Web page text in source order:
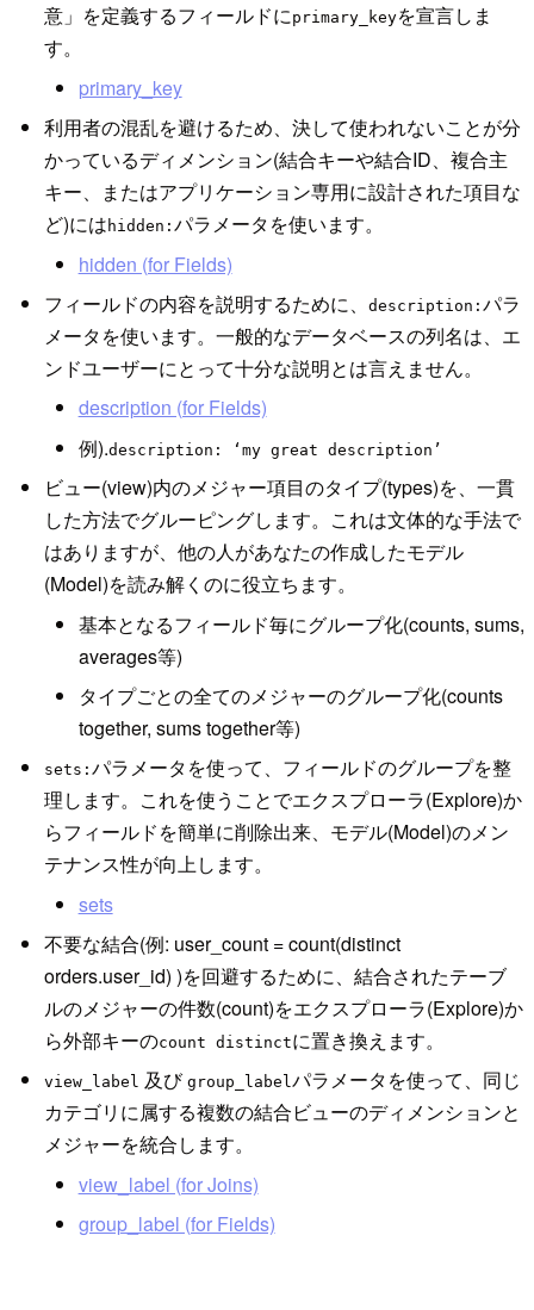
意」を定義するフィールドにprimary_keyを宣言しま
す。
primary_key
利用者の混乱を避けるため、決して使われないことが分
かっているディメンション(結合キーや結合ID、複合主
キー、またはアプリケーション専用に設計された項目な
ど)には hidden: パラメータを使います。
hidden (for Fields)
フィールドの内容を説明するために、
description: パラ
メータを使います。一般的なデータベースの列名は、エ
ンドユーザーにとって十分な説明とは言えません。
description (for Fields)
例).description: ‘my great description’
ビュー(view)内のメジャー項目のタイプ(types)を、一貫
した方法でグルーピングします。これは文体的な手法で
はありますが、他の人があなたの作成したモデル
(Model)を読み解くのに役立ちます。
基本となるフィールド毎にグループ化(counts, sums,
averages等)
タイプごとの全てのメジャーのグループ化(counts
together, sums together等)
sets: パラメータを使って、フィールドのグループを整
理します。これを使うことでエクスプローラ(Explore)か
らフィールドを簡単に削除出来、モデル(Model)のメン
テナンス性が向上します。
sets
不要な結合(例: user_count = count(distinct
orders.user_id) )を回避するために、結合されたテーブ
ルのメジャーの件数(count)をエクスプローラ(Explore)か
ら外部キーのcount distinctに置き換えます。
view_label 及び group_labelパラメータを使って、同じ
カテゴリに属する複数の結合ビューのディメンションと
メジャーを統合します。
view_label (for Joins)
group_label (for Fields)